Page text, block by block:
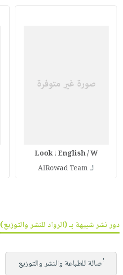
Look ! English / W
لـAlRowad Team
دور نشر شبيهة بـ (الرواد للنشر والتوزيع)
أصالة للطباعة والنشر والتوزيع